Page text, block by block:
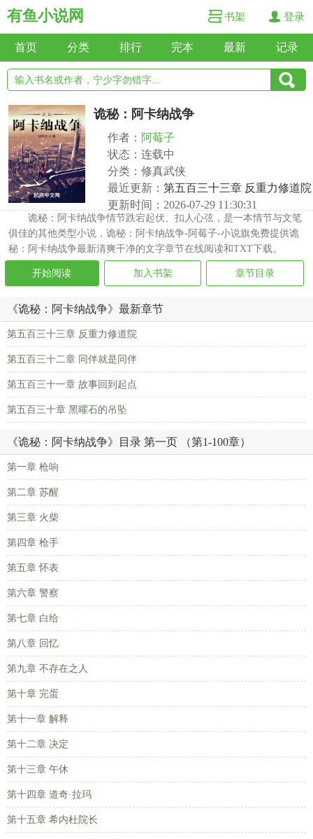
有鱼小说网 书架 登录
首页 分类 排行 完本 最新 记录
诡秘：阿卡纳战争
作者： 阿莓子
状态：连载中
分类：修真武侠
最近更新： 第五百三十三章 反重力修道院
更新时间：2026-07-29 11:30:31
诡秘：阿卡纳战争情节跌宕起伏、扣人心弦，是一本情节与文笔
俱佳的其他类型小说，诡秘：阿卡纳战争-阿莓子-小说旗免费提供诡
秘：阿卡纳战争最新清爽干净的文字章节在线阅读和TXT下载。
开始阅读 加入书架 章节目录
《诡秘：阿卡纳战争》最新章节
第五百三十三章 反重力修道院
第五百三十二章 同伴就是同伴
第五百三十一章 故事回到起点
第五百三十章 黑曜石的吊坠
《诡秘：阿卡纳战争》目录 第一页 （第1-100章）
第一章 枪响
第二章 苏醒
第三章 火柴
第四章 枪手
第五章 怀表
第六章 警察
第七章 白给
第八章 回忆
第九章 不存在之人
第十章 完蛋
第十一章 解释
第十二章 决定
第十三章 午休
第十四章 道奇·拉玛
第十五章 希内杜院长